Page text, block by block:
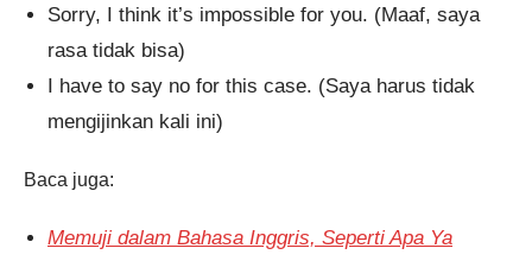
Sorry, I think it’s impossible for you. (Maaf, saya
rasa tidak bisa)
I have to say no for this case. (Saya harus tidak
mengijinkan kali ini)
Baca juga:
Memuji dalam Bahasa Inggris, Seperti Apa Ya